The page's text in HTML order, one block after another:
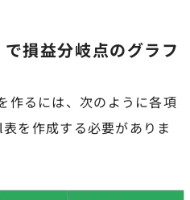
損益分岐点のグラフ
作るには、次のように各項
を作成する必要がありま